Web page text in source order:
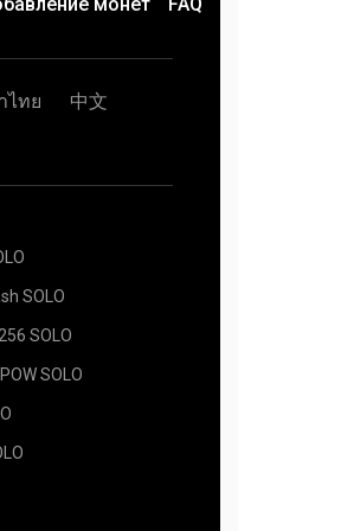
". Нажмите кнопку
назовите его
Create.
в России -
ไทย
中文
SOLO
SOLO
SOLO